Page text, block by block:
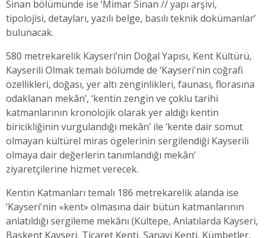
Sinan bölümünde ise ‘Mimar Sinan // yapı arşivi,
tipolojisi, detayları, yazılı belge, basılı teknik dokümanlar’
bulunacak.
580 metrekarelik Kayseri’nin Doğal Yapısı, Kent Kültürü,
Kayserili Olmak temalı bölümde de ‘Kayseri'nin coğrafi
özellikleri, doğası, yer altı zenginlikleri, faunası, florasına
odaklanan mekân’, ‘kentin zengin ve çoklu tarihi
katmanlarının kronolojik olarak yer aldığı kentin
biricikliğinin vurgulandığı mekân’ ile ‘kente dair somut
olmayan kültürel miras ögelerinin sergilendiği Kayserili
olmaya dair değerlerin tanımlandığı mekân’
ziyaretçilerine hizmet verecek.
Kentin Katmanları temalı 186 metrekarelik alanda ise
‘Kayseri'nin «kent» olmasına dair bütün katmanlarının
anlatıldığı sergileme mekânı (Kültepe, Anlatılarda Kayseri,
Başkent Kayseri, Ticaret Kenti, Sanayi Kenti, Kümbetler,